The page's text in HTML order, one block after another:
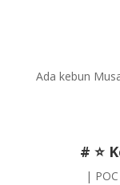
Ada kebun
# ⭐
|